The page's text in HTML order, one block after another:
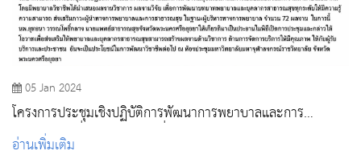
05 Jan 2024
โครงการประชุมเชิงปฏิบัติการพัฒนาการพยาบาลและการ
สาธารณสุขเพื่อเท่าทันการเปลี่ยนแปลงและความท้าทายในอนาคต
อ่านเพิ่มเติม